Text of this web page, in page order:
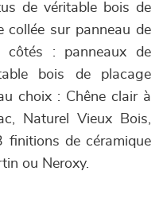
de véritable bois de
collée sur panneau de
côtés : panneaux de
bois de placage
choix : Chêne clair à
Naturel Vieux Bois,
finitions de céramique
ou Neroxy.